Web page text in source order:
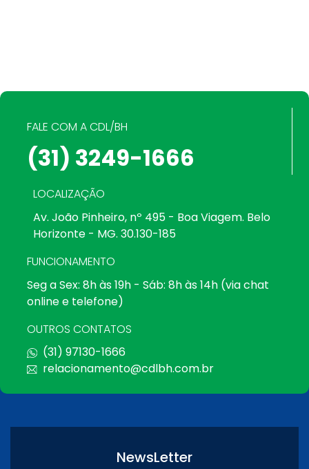
FALE COM A CDL/BH
(31) 3249-1666
LOCALIZAÇÃO
Av. João Pinheiro, nº 495 - Boa Viagem. Belo
Horizonte - MG. 30.130-185
FUNCIONAMENTO
Seg a Sex: 8h às 19h - Sáb: 8h às 14h (via chat
online e telefone)
OUTROS CONTATOS
(31) 97130-1666
relacionamento@cdlbh.com.br
NewsLetter